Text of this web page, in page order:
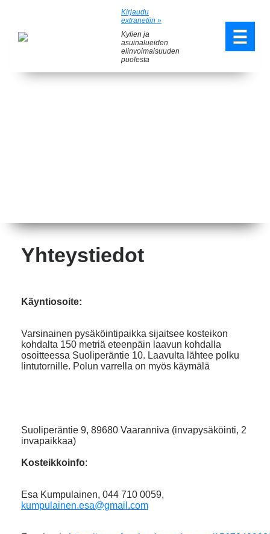
Kirjaudu
extranetiin »
Kylien ja
asuinalueiden
elinvoimaisuuden
puolesta
Yhteystiedot
Käyntiosoite:
Varsinainen pysäköintipaikka sijaitsee kosteikon
kohdalta 150 metriä eteenpäin laavun kohdalla
osoitteessa Suoliperäntie 10. Laavulta lähtee polku
lintutornille. Polun varrella on myös käymälä
Suoliperäntie 9, 89680 Vaaranniva (invapysäköinti, 2
invapaikkaa)​​​​​​​
Kosteikkoinfo:
Esa Kumpulainen, 044 710 0059,
kumpulainen.esa@gmail.com